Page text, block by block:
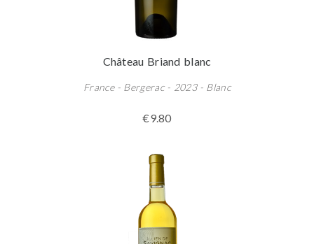
Château Briand blanc
France - Bergerac - 2023 - Blanc
€9.80